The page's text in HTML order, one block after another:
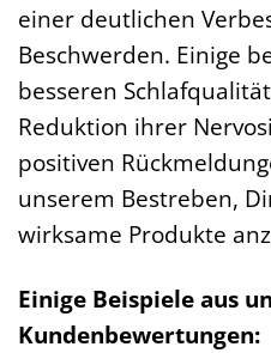
einer deutlichen
Beschwerden. Einige
besseren
Reduktion ihrer
positiven
unserem Bestreben,
wirksame Produkte
Einige Beispiele aus
Kundenbewertungen: